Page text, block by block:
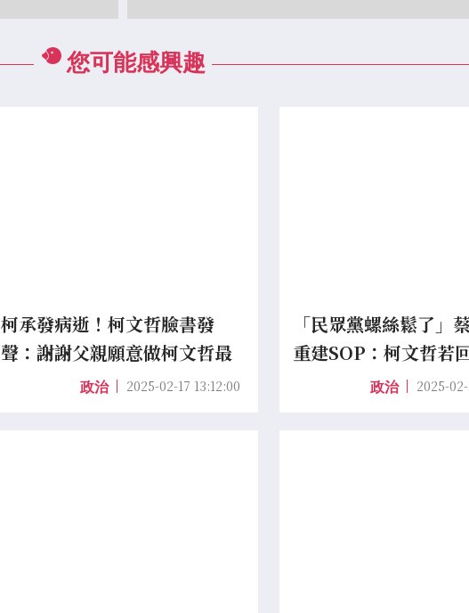
您可能感興趣
柯承發病逝！柯文哲臉書發
聲：謝謝父親願意做柯文哲最
政治 2025-02-17 13:12:00
「民眾黨螺絲鬆了」
重建SOP：柯文哲若
政治 2025-